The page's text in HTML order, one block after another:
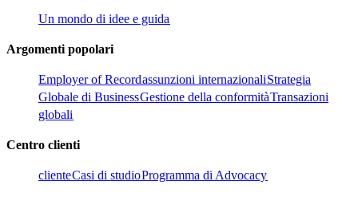
Un mondo di idee e guida​​
Argomenti popolari​​
Employer of Record​​assunzioni internazionali​​Strategia
Globale di Business​​Gestione della conformità​​Transazioni
globali​​
Centro clienti​​
cliente​​Casi di studio​​Programma di Advocacy​​